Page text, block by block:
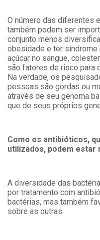
O número das diferentes
também podem ser
conjunto menos
obesidade e ter síndrome
açúcar no sangue,
são fatores de risco para
Na verdade, os
pessoas são gordas ou
através de seu genoma
que de seus próprios
Como os antibióticos,
utilizados, podem estar
A diversidade das
por tratamento com
bactérias, mas também
sobre as outras.